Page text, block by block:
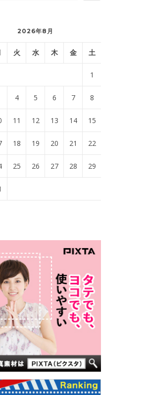
2026年8月
火 水 木 金 土
1
4 5 6 7 8
11 12 13 14 15
18 19 20 21 22
25 26 27 28 29